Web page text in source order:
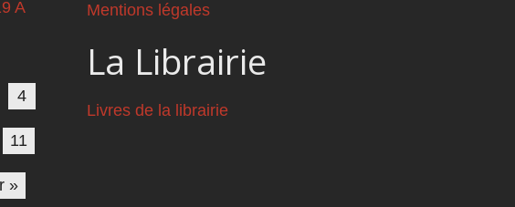
A
4
11
»
Mentions légales
La Librairie
Livres de la librairie